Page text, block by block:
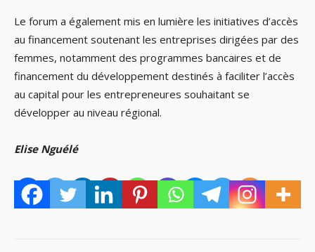
Le forum a également mis en lumière les initiatives d’accès
au financement soutenant les entreprises dirigées par des
femmes, notamment des programmes bancaires et de
financement du développement destinés à faciliter l’accès
au capital pour les entrepreneures souhaitant se
développer au niveau régional.
Elise Nguélé